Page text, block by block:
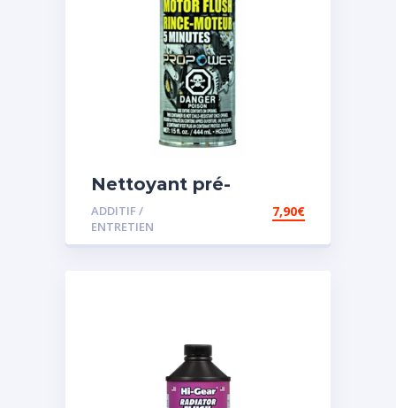
Nettoyant pré-
vidange
ADDITIF /
ENTRETIEN
7,90€